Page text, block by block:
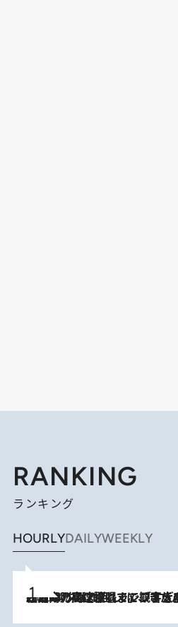
RANKING
ランキング
HOURLYDAILYWEEKLY
2026.8.7
「湘南乃風に憧れて」観客大盛上がりの“タオル回し”に、ラッパー顔負けの高速歌唱まで…さだまさし（74）のアグレッシブすぎる現在地